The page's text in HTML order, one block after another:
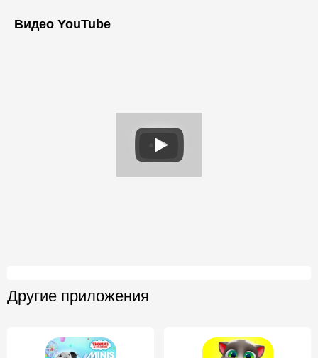
Видео YouTube
Другие приложения